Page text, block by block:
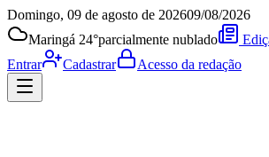
Domingo, 09 de agosto de 202609/08/2026
Maringá 24°parcialmente nublado
Entrar
Cadastrar Acesso da redação